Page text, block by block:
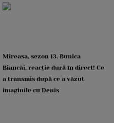
Mireasa, sezon 13. Bunica
Biancăi, reacție dură în direct! Ce
a transmis după ce a văzut
imaginile cu Denis